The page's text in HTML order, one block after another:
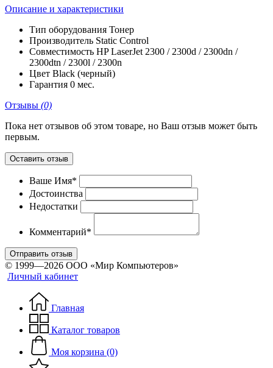
Описание и характеристики
Тип оборудования Тонер
Производитель Static Control
Совместимость HP LaserJet 2300 / 2300d / 2300dn /
2300dtn / 2300l / 2300n
Цвет Black (черный)
Гарантия 0 мес.
Отзывы (0)
Пока нет отзывов об этом товаре, но Ваш отзыв может быть
первым.
Оставить отзыв
Ваше Имя*
Достоинства
Недостатки
Комментарий*
Отправить отзыв
© 1999—2026 ООО «Мир Компьютеров»
Личный кабинет
Главная
Каталог товаров
Моя корзина (0)